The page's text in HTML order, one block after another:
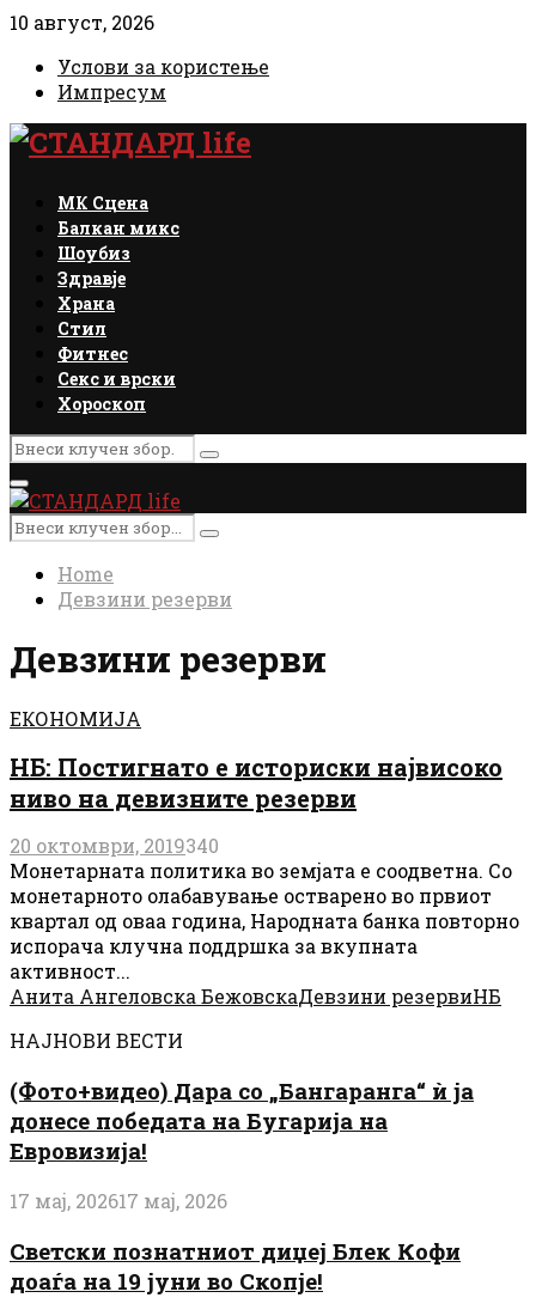
10 август, 2026
Услови за користење
Импресум
Facebook
Instagram
Email
Rss
МК Сцена
Балкан микс
Шоубиз
Здравје
Храна
Стил
Фитнес
Секс и врски
Хороскоп
Search
for:
Search
Primary
Menu
Search
for:
Search
Home
Девзини резерви
Девзини резерви
ЕКОНОМИЈА
НБ: Постигнато е историски највисоко
ниво на девизните резерви
20 октомври, 2019340
Монетарната политика во земјата е соодветна. Со
монетарното олабавување остварено во првиот
квартал од оваа година, Народната банка повторно
испорача клучна поддршка за вкупната
активност...
Анита Ангеловска БежовскаДевзини резервиНБ
НАЈНОВИ ВЕСТИ
(Фото+видео) Дара со „Бангаранга“ ѝ ја
донесе победата на Бугарија на
Евровизија!
17 мај, 202617 мај, 2026
Светски познатниот диџеј Блек Кофи
доаѓа на 19 јуни во Скопје!